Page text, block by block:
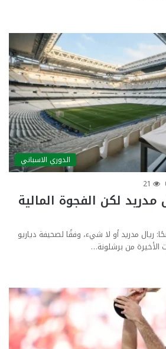
الدوري الاسباني
21
لكن الفجوة المالية
ريال مدريد أو لا شيء، وفقًا لصحيفة دياريو